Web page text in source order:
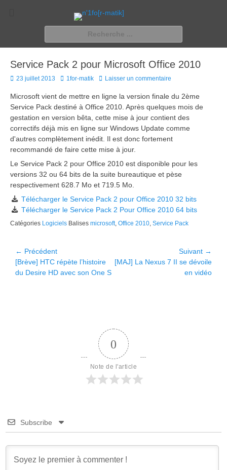
n'1fo[r-matik]
Pour les nymphos d'infos en info…
Service Pack 2 pour Microsoft Office 2010
Posted
23 juillet 2013 Author
1for-matik Laisser un commentaire
Microsoft vient de mettre en ligne la version finale du 2ème
Service Pack destiné à Office 2010. Après quelques mois de
gestation en version bêta, cette mise à jour contient des
correctifs déjà mis en ligne sur Windows Update comme
d'autres complètement inédit. Il est donc fortement
recommandé de faire cette mise à jour.
Le Service Pack 2 pour Office 2010 est disponible pour les
versions 32 ou 64 bits de la suite bureautique et pèse
respectivement 628.7 Mo et 719.5 Mo.
Télécharger le Service Pack 2 pour Office 2010 32 bits
Télécharger le Service Pack 2 Pour Office 2010 64 bits
Catégories Logiciels Balises microsoft, Office 2010, Service Pack
Navigation
de
l’article
← Précédent
Article
précédent :
[Brève] HTC répète l’histoire
du Desire HD avec son One S
Suivant →
Article
[MAJ] La Nexus 7 II se dévoile
en vidéo
0
Note de l'article
Subscribe